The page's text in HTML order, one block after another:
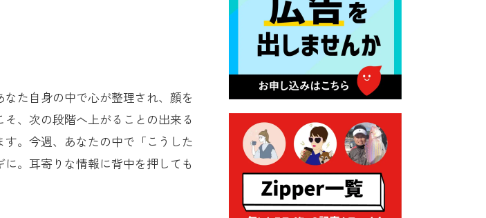
た自身の中で心が整理され、顔を
、次の段階へ上がることの出来る
。今週、あなたの中で「こうした
。耳寄りな情報に背中を押しても
2026年7月10日 台湾伝統音楽
団体 「北埔八音団・楽善軒」
公演開催のお知らせ
ンディング型ふるさと納税の
実施について
2026年7月9日 農地法等に係
る各種申請に係る登記事項証
明書の添付省略について
2026年7月9日 廃食用油の回
収
2026年7月7日 「おゆずりコ